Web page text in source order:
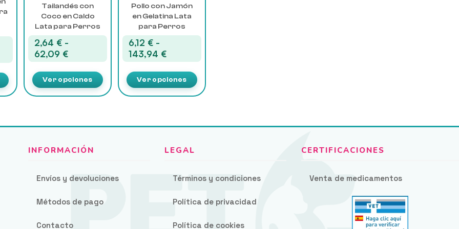
Tailandés con
Coco en Caldo
Lata para Perros
2,64 € -
62,09 €Rango
de
precios:
desde
2,64 €
Ver opciones
página
de
producto
Pollo con Jamón
en Gelatina Lata
para Perros
6,12 € -
143,94 €Rango
de
precios:
desde
6,12 €
Ver opciones
página
de
producto
Envíos y devoluciones
Métodos de pago
Contacto
Términos y condiciones
Política de privacidad
Política de cookies
Venta de medicamentos